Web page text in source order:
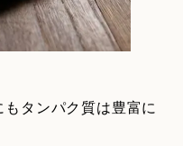
タンパク質は豊富に